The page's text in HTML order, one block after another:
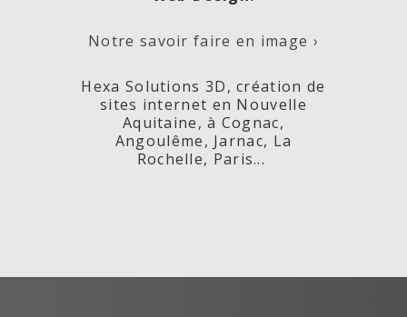
Notre savoir faire en image ›
Hexa Solutions 3D, création de
sites internet en Nouvelle
Aquitaine, à Cognac,
Angoulême, Jarnac, La
Rochelle, Paris...